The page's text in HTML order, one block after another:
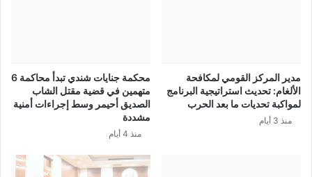
مدير المركز القومي لمكافحة
الألغام: تحديث استراتيجية البرنامج
لمواكبة تحديات ما بعد الحرب
منذ 3 أيام
محكمة جنايات شندي تبدأ محاكمة 6
متهمين في قضية مقتل الشاب
الصديق أحيمر وسط إجراءات أمنية
مشددة
منذ 4 أيام